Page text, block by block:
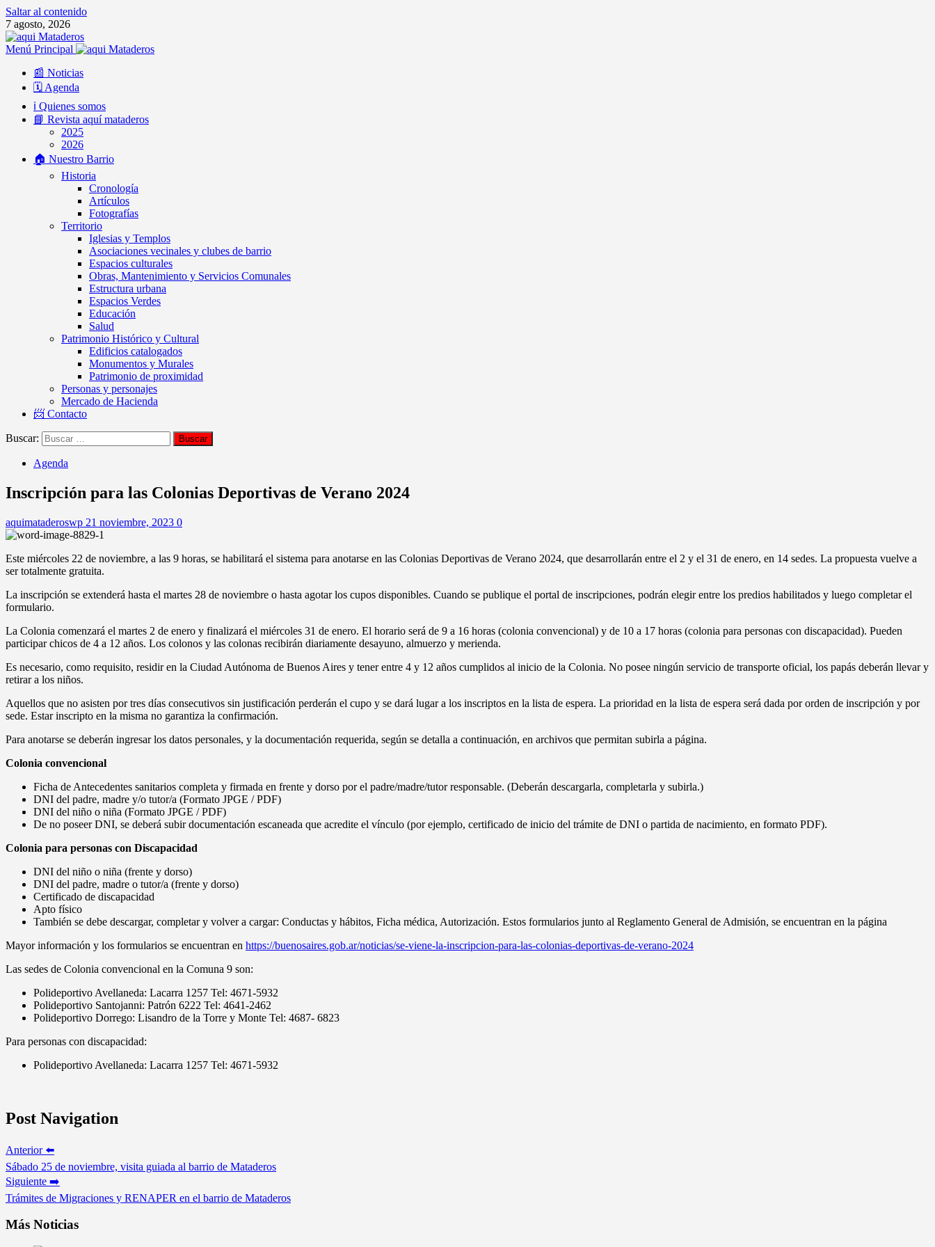
Saltar al contenido
7 agosto, 2026
Menú Principal
📰 Noticias
🗓️ Agenda
ℹ️ Quienes somos
📘 Revista aquí mataderos
2025
2026
🏠 Nuestro Barrio
Historia
Cronología
Artículos
Fotografías
Territorio
Iglesias y Templos
Asociaciones vecinales y clubes de barrio
Espacios culturales
Obras, Mantenimiento y Servicios Comunales
Estructura urbana
Espacios Verdes
Educación
Salud
Patrimonio Histórico y Cultural
Edificios catalogados
Monumentos y Murales
Patrimonio de proximidad
Personas y personajes
Mercado de Hacienda
📨 Contacto
Buscar:
Agenda
Inscripción para las Colonias Deportivas de Verano 2024
aquimataderoswp 21 noviembre, 2023 0
Este miércoles 22 de noviembre, a las 9 horas, se habilitará el sistema para anotarse en las Colonias Deportivas de Verano 2024, que desarrollarán entre el 2 y el 31 de enero, en 14 sedes. La propuesta vuelve a
ser totalmente gratuita.
La inscripción se extenderá hasta el martes 28 de noviembre o hasta agotar los cupos disponibles. Cuando se publique el portal de inscripciones, podrán elegir entre los predios habilitados y luego completar el
formulario.
La Colonia comenzará el martes 2 de enero y finalizará el miércoles 31 de enero. El horario será de 9 a 16 horas (colonia convencional) y de 10 a 17 horas (colonia para personas con discapacidad). Pueden
participar chicos de 4 a 12 años. Los colonos y las colonas recibirán diariamente desayuno, almuerzo y merienda.
Es necesario, como requisito, residir en la Ciudad Autónoma de Buenos Aires y tener entre 4 y 12 años cumplidos al inicio de la Colonia. No posee ningún servicio de transporte oficial, los papás deberán llevar y
retirar a los niños.
Aquellos que no asisten por tres días consecutivos sin justificación perderán el cupo y se dará lugar a los inscriptos en la lista de espera. La prioridad en la lista de espera será dada por orden de inscripción y por
sede. Estar inscripto en la misma no garantiza la confirmación.
Para anotarse se deberán ingresar los datos personales, y la documentación requerida, según se detalla a continuación, en archivos que permitan subirla a página.
Colonia convencional
Ficha de Antecedentes sanitarios completa y firmada en frente y dorso por el padre/madre/tutor responsable. (Deberán descargarla, completarla y subirla.)
DNI del padre, madre y/o tutor/a (Formato JPGE / PDF)
DNI del niño o niña (Formato JPGE / PDF)
De no poseer DNI, se deberá subir documentación escaneada que acredite el vínculo (por ejemplo, certificado de inicio del trámite de DNI o partida de nacimiento, en formato PDF).
Colonia para personas con Discapacidad
DNI del niño o niña (frente y dorso)
DNI del padre, madre o tutor/a (frente y dorso)
Certificado de discapacidad
Apto físico
También se debe descargar, completar y volver a cargar: Conductas y hábitos, Ficha médica, Autorización. Estos formularios junto al Reglamento General de Admisión, se encuentran en la página
Mayor información y los formularios se encuentran en https://buenosaires.gob.ar/noticias/se-viene-la-inscripcion-para-las-colonias-deportivas-de-verano-2024
Las sedes de Colonia convencional en la Comuna 9 son:
Polideportivo Avellaneda: Lacarra 1257 Tel: 4671-5932
Polideportivo Santojanni: Patrón 6222 Tel: 4641-2462
Polideportivo Dorrego: Lisandro de la Torre y Monte Tel: 4687- 6823
Para personas con discapacidad:
Polideportivo Avellaneda: Lacarra 1257 Tel: 4671-5932
Post Navigation
Anterior ⬅️
Sábado 25 de noviembre, visita guiada al barrio de Mataderos
Siguiente ➡️
Trámites de Migraciones y RENAPER en el barrio de Mataderos
Más Noticias